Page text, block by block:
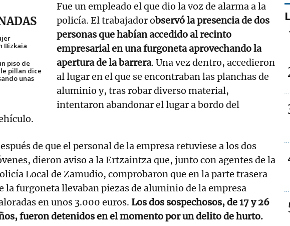
Bizkaia
piso de
pillan dice
unas
Fue un empleado el que dio la voz de alarma a la
policía. El trabajador observó la presencia de dos
personas que habían accedido al recinto
empresarial en una furgoneta aprovechando la
apertura de la barrera. Una vez dentro, accedieron
al lugar en el que se encontraban las planchas de
aluminio y, tras robar diverso material,
intentaron abandonar el lugar a bordo del
de que el personal de la empresa retuviese a los dos
dieron aviso a la Ertzaintza que, junto con agentes de la
Local de Zamudio, comprobaron que en la parte trasera
la furgoneta llevaban piezas de aluminio de la empresa
en unos 3.000 euros. Los dos sospechosos, de 17 y 26
fueron detenidos en el momento por un delito de hurto.